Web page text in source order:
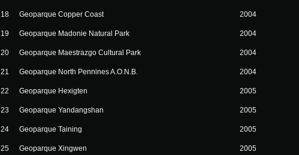
18 Geoparque Copper Coast 2004
19 Geoparque Madonie Natural Park 2004
20 Geoparque Maestrazgo Cultural Park 2004
21 Geoparque North Pennines A.O.N.B. 2004
22 Geoparque Hexigten 2005
23 Geoparque Yandangshan 2005
24 Geoparque Taining 2005
25 Geoparque Xingwen 2005